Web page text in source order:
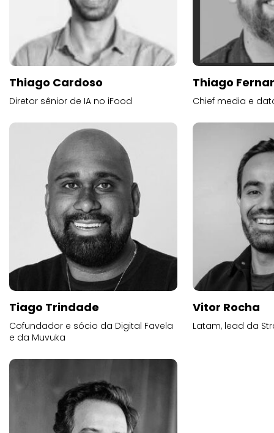
Thiago Cardoso
Diretor sênior de IA no iFood
Thiago
Chief media e
Tiago Trindade
Cofundador e sócio da Digital Favela
e da Muvuka
Vitor Rocha
Latam, lead da